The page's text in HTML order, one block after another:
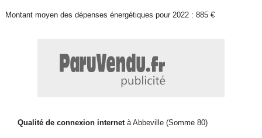
Montant moyen des dépenses énergétiques pour 2022 : 885 €
Qualité de connexion internetà Abbeville (Somme 80)